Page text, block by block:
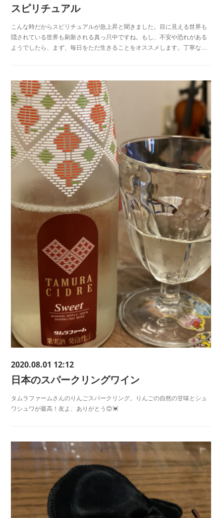
スピリチュアル
こんな時だからスピリチュアルが急上昇と聞きました。目に見える世界も
隠されている世界も刷新される真っ只中ですね。もし、不安や恐れがある
ようでしたら、まず、毎日をただ生きることをオススメします。丁寧な…
2020.08.01 12:12
日本のスパークリングワイン
タムラファームさんのりんごスパークリング。りんごの自然の甘味とシュ
ワシュワが最高！友よ、ありがとう😊💓